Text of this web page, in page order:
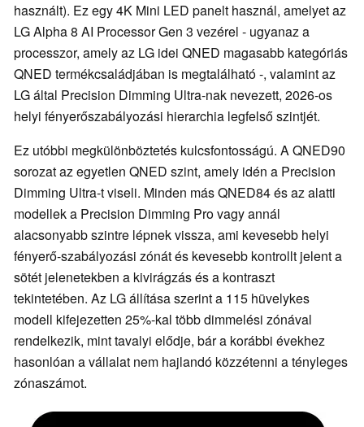
használt). Ez egy 4K Mini LED panelt használ, amelyet az
LG Alpha 8 AI Processor Gen 3 vezérel - ugyanaz a
processzor, amely az LG idei QNED magasabb kategóriás
QNED termékcsaládjában is megtalálható -, valamint az
LG által Precision Dimming Ultra-nak nevezett, 2026-os
helyi fényerőszabályozási hierarchia legfelső szintjét.
Ez utóbbi megkülönböztetés kulcsfontosságú. A QNED90
sorozat az egyetlen QNED szint, amely idén a Precision
Dimming Ultra-t viseli. Minden más QNED84 és az alatti
modellek a Precision Dimming Pro vagy annál
alacsonyabb szintre lépnek vissza, ami kevesebb helyi
fényerő-szabályozási zónát és kevesebb kontrollt jelent a
sötét jelenetekben a kivirágzás és a kontraszt
tekintetében. Az LG állítása szerint a 115 hüvelykes
modell kifejezetten 25%-kal több dimmelési zónával
rendelkezik, mint tavalyi elődje, bár a korábbi évekhez
hasonlóan a vállalat nem hajlandó közzétenni a tényleges
zónaszámot.